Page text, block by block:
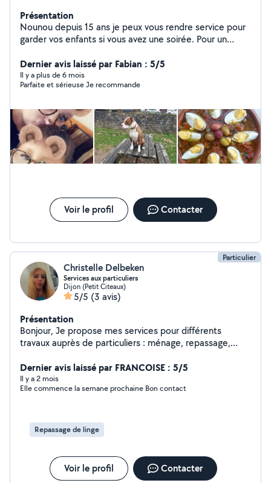
Présentation
Nounou depuis 15 ans je peux vous rendre service pour
garder vos enfants si vous avez une soirée. Pour un
également faire votre ménage. Repassage .etc..je
cuisine également très bien .couscous tunisien lasagne
etc...alors hesitez pas je suis la .a bientôt
Dernier avis laissé par Fabian : 5/5
Il y a plus de 6 mois
Parfaite et sérieuse Je recommande
Voir le profil Contacter
Particulier
Christelle Delbeken
Services aux particuliers
Dijon (Petit Citeaux)
5/5 (3 avis)
Présentation
Bonjour, Je propose mes services pour différents
travaux auprès de particuliers : ménage, repassage,
devoirs, garde et sorties d'animaux, ainsi que montage
de meubles en kit. Je suis très sérieuse, organisée et de
confiance, et je m'adapte à vos besoins pour vous
bureaux (pompiers, ambulances), ainsi que plusieurs
années chez des particuliers pour le ménage, le
montage de meuble en kit 2 ans chez les particuliers
pour le papier pain et la peinture
Dernier avis laissé par FRANCOISE : 5/5
Il y a 2 mois
Elle commence la semane prochaine Bon contact
Repassage de linge
Voir le profil Contacter